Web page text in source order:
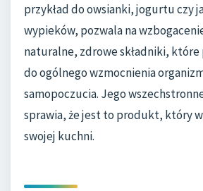
przykład do owsianki, jogurtu czy
wypieków, pozwala na
naturalne, zdrowe składniki, które
do ogólnego wzmocnienia
samopoczucia. Jego
sprawia, że jest to produkt, który
swojej kuchni.